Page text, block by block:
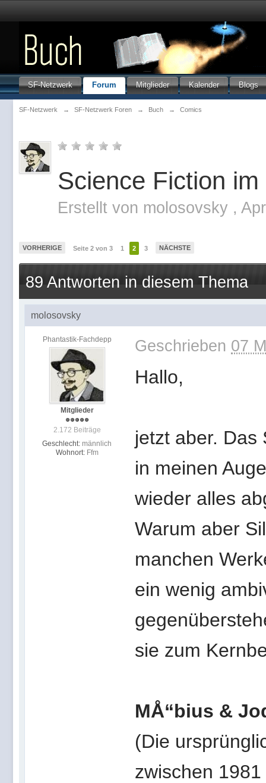
SF-Netzwerk Forum Mitglieder Kalender Blogs
SF-Netzwerk → SF-Netzwerk Foren → Buch → Comics
Science Fiction
Erstellt von molosovsky ,
VORHERIGE Seite 2 von 3 1 2 3 NÄCHSTE
89 Antworten in diesem Thema
molosovsky
Phantastik-Fachdepp
Mitglieder
2.172 Beiträge
Geschlecht: männlich
Wohnort: Ffm
Geschrieben 07
Hallo,
jetzt aber. Das
in meinen
wieder alles
Warum aber
manchen
ein wenig
sie zum
MÅ“bius &
(Die
zwischen